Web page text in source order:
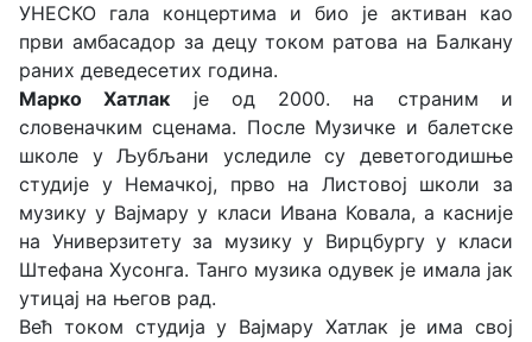
УНЕСКО гала концертима и био је активан као
први амбасадор за децу током ратова на Балкану
раних деведесетих година.
Марко Хатлак је од 2000. на страним и
словеначким сценама. После Музичке и балетске
школе у Љубљани уследиле су деветогодишње
студије у Немачкој, прво на Листовој школи за
музику у Вајмару у класи Ивана Ковала, а касније
на Универзитету за музику у Вирцбургу у класи
Штефана Хусонга. Танго музика одувек је имала јак
утицај на његов рад.
Већ током студија у Вајмару Хатлак је има свој